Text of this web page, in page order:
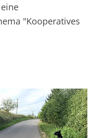
"Kooperatives